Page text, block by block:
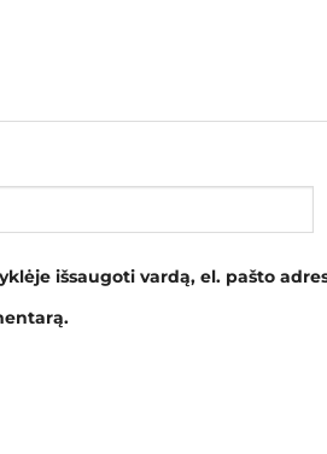
išsaugoti vardą, el. pašto